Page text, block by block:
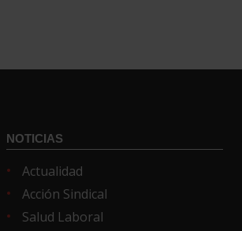
NOTICIAS
Actualidad
Acción Sindical
Salud Laboral